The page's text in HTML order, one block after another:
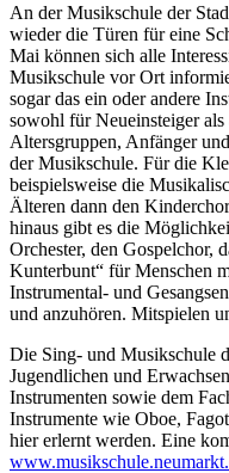
An der Musikschule der
wieder die Türen für eine
Mai können sich alle
Musikschule vor Ort
sogar das ein oder andere
sowohl für Neueinsteiger
Altersgruppen, Anfänger
der Musikschule. Für die
beispielsweise die
Älteren dann den
hinaus gibt es die
Orchester, den Gospelchor,
Kunterbunt“ für Menschen
Instrumental- und
und anzuhören. Mitspielen
Die Sing- und Musikschule
Jugendlichen und
Instrumenten sowie dem
Instrumente wie Oboe,
hier erlernt werden. Eine